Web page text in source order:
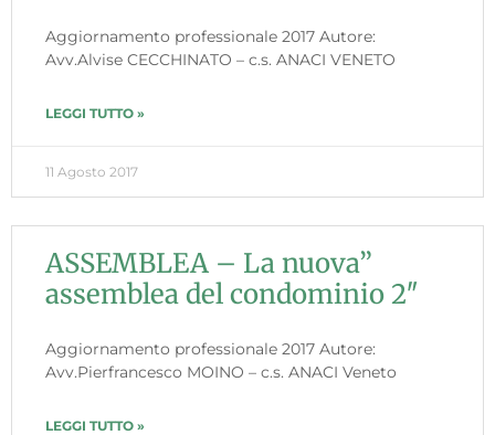
Aggiornamento professionale 2017 Autore:
Avv.Alvise CECCHINATO – c.s. ANACI VENETO
LEGGI TUTTO »
11 Agosto 2017
ASSEMBLEA – La nuova”
assemblea del condominio 2″
Aggiornamento professionale 2017 Autore:
Avv.Pierfrancesco MOINO – c.s. ANACI Veneto
LEGGI TUTTO »